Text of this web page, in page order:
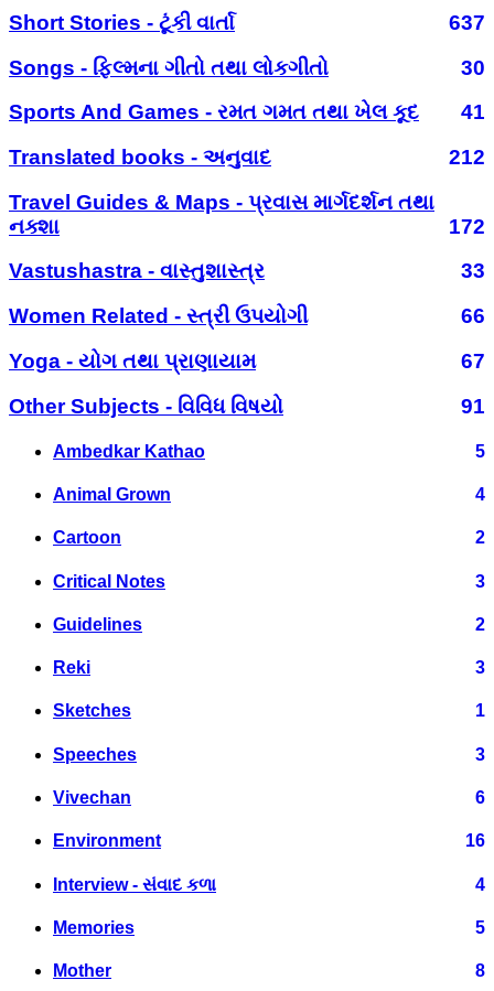
Short Stories - ટૂંકી વાર્તા
637
Songs - ફિલ્મના ગીતો તથા લોકગીતો
30
Sports And Games - રમત ગમત તથા ખેલ કૂદ
41
Translated books - અનુવાદ
212
Travel Guides & Maps - પ્રવાસ માર્ગદર્શન તથા
નક્શા
172
Vastushastra - વાસ્તુશાસ્ત્ર
33
Women Related - સ્ત્રી ઉપયોગી
66
Yoga - યોગ તથા પ્રાણાયામ
67
Other Subjects - વિવિધ વિષયો
91
Ambedkar Kathao 5
Animal Grown 4
Cartoon 2
Critical Notes 3
Guidelines 2
Reki 3
Sketches 1
Speeches 3
Vivechan 6
Environment 16
Interview - સંવાદ કળા 4
Memories 5
Mother 8